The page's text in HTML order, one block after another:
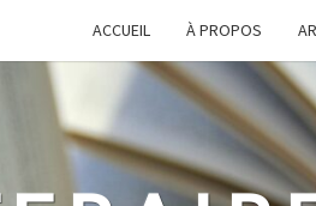
ACCUEIL À PROPOS